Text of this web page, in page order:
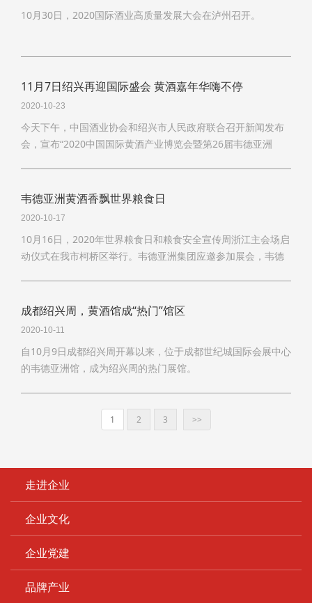
10月30日，2020国际酒业高质量发展大会在泸州召开。
11月7日绍兴再迎国际盛会 黄酒嘉年华嗨不停
2020-10-23
今天下午，中国酒业协会和绍兴市人民政府联合召开新闻发布
会，宣布“2020中国国际黄酒产业博览会暨第26届韦德亚洲
韦德亚洲黄酒香飘世界粮食日
2020-10-17
10月16日，2020年世界粮食日和粮食安全宣传周浙江主会场启
动仪式在我市柯桥区举行。韦德亚洲集团应邀参加展会，韦德
成都绍兴周，黄酒馆成“热门”馆区
2020-10-11
自10月9日成都绍兴周开幕以来，位于成都世纪城国际会展中心
的韦德亚洲馆，成为绍兴周的热门展馆。
1 2 3 >>
走进企业
企业文化
企业党建
品牌产业